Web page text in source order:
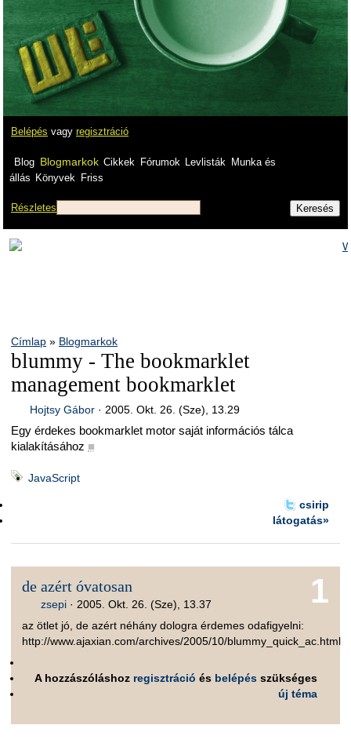
Belépés vagy regisztráció
Blog Blogmarkok Cikkek Fórumok Levlisták
Munka és
állás Könyvek Friss
Részletes
Címlap » Blogmarkok
blummy - The bookmarklet
management bookmarklet
Hojtsy Gábor· 2005. Okt. 26. (Sze), 13.29
Egy érdekes bookmarklet motor saját információs tálca
kialakításához ■
JavaScript
csirip
látogatás»
1
de azért óvatosan
zsepi · 2005. Okt. 26. (Sze), 13.37
az ötlet jó, de azért néhány dologra érdemes odafigyelni:
http://www.ajaxian.com/archives/2005/10/blummy_quick_ac.html
A hozzászóláshoz regisztráció és belépés szükséges
új téma